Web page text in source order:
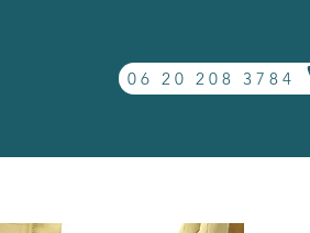
06 20 208 3784